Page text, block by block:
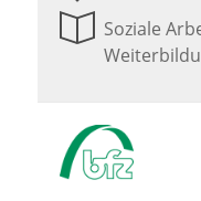
Soziale